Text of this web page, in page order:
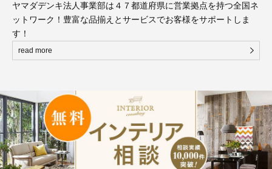
ヤマダデンキ法人事業部は４７都道府県に営業拠点を持つ全国ネ
ットワーク！豊富な品揃えとサービスでお客様をサポートしま
す！
read more